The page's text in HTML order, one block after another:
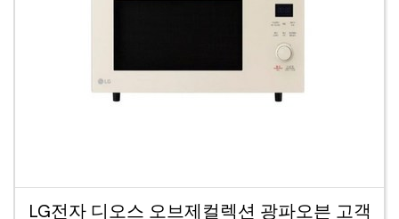
LG전자 디오스 오브제컬렉션 광파오븐 고객